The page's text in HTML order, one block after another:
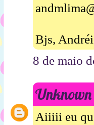
Bjs,
8 de maio
Unknown
Aiiiii eu